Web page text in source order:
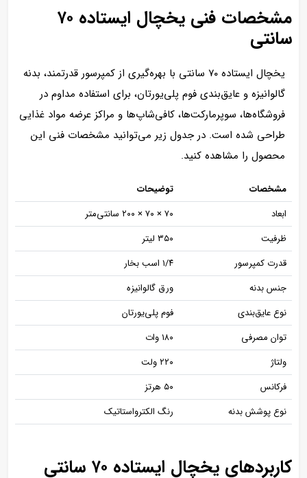
مشخصات فنی یخچال ایستاده ۷۰
سانتی
یخچال ایستاده ۷۰ سانتی با بهره‌گیری از کمپرسور قدرتمند، بدنه
گالوانیزه و عایق‌بندی فوم پلی‌یورتان، برای استفاده مداوم در
فروشگاه‌ها، سوپرمارکت‌ها، کافی‌شاپ‌ها و مراکز عرضه مواد غذایی
طراحی شده است. در جدول زیر می‌توانید مشخصات فنی این
محصول را مشاهده کنید.
مشخصات
توضیحات
ابعاد
۷۰ × ۷۰ × ۲۰۰ سانتی‌متر
ظرفیت
۳۵۰ لیتر
قدرت کمپرسور
۱/۴ اسب بخار
جنس بدنه
ورق گالوانیزه
نوع عایق‌بندی
فوم پلی‌یورتان
توان مصرفی
۱۸۰ وات
ولتاژ
۲۲۰ ولت
فرکانس
۵۰ هرتز
نوع پوشش بدنه
رنگ الکترواستاتیک
کاربردهای یخچال ایستاده ۷۰ سانتی